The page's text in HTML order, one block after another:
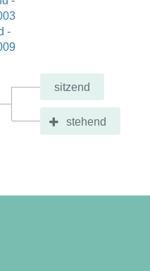
-
sitzend
stehend